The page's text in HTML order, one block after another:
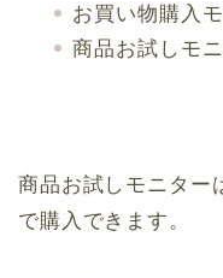
お買い物購入
商品お試しモ
商品お試しモニター
で購入できます。